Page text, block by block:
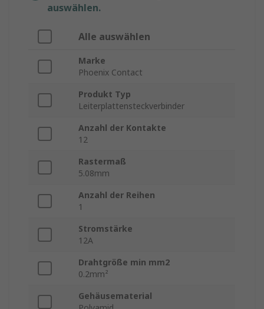
auswählen.
Alle auswählen
Marke
Phoenix Contact
Produkt Typ
Leiterplattensteckverbinder
Anzahl der Kontakte
12
Rastermaß
5.08mm
Anzahl der Reihen
1
Stromstärke
12A
Drahtgröße min mm2
0.2mm²
Gehäusematerial